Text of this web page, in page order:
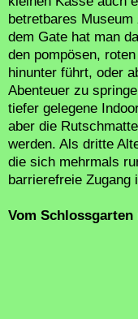
betretbares
dem Gate hat man
den pompösen,
hinunter führt, oder
Abenteuer zu
tiefer gelegene
aber die
werden. Als dritte
die sich mehrmals
barrierefreie Zugang
Vom Schlossgarten